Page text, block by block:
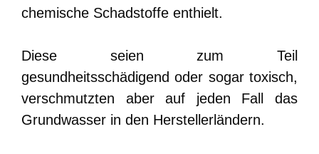
chemische Schadstoffe enthielt.
Diese seien zum Teil
gesundheitsschädigend oder sogar toxisch,
verschmutzten aber auf jeden Fall das
Grundwasser in den Herstellerländern.